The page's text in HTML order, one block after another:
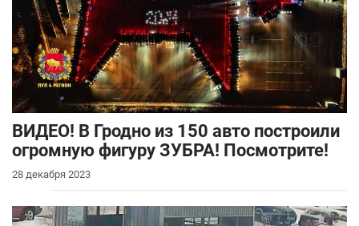
ВИДЕО! В Гродно из 150 авто построили
огромную фигуру ЗУБРА! Посмотрите!
28 декабря 2023